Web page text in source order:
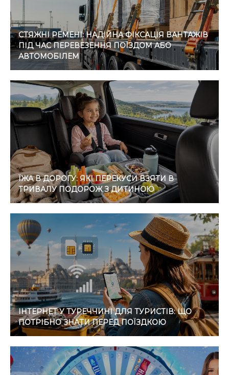
СТЯЖНІ РЕМЕНІ: НАДІЙНА ФІКСАЦІЯ ВАНТАЖІВ
ПІД ЧАС ПЕРЕВЕЗЕННЯ ПОЇЗДОМ АБО
АВТОМОБІЛЕМ
ЇЖА В ДОРОГУ: ЯКІ ПЕРЕКУСИ ВЗЯТИ В
ТРИВАЛУ ПОДОРОЖ З ДИТИНОЮ
ІНТЕРНЕТ У ТУРЕЧЧИНІ ДЛЯ ТУРИСТІВ: ЩО
ПОТРІБНО ЗНАТИ ПЕРЕД ПОЇЗДКОЮ